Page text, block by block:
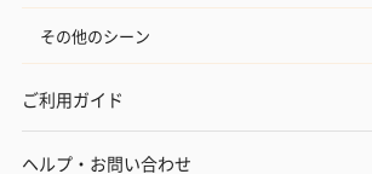
その他のシーン
ご利用ガイド
ヘルプ・お問い合わせ